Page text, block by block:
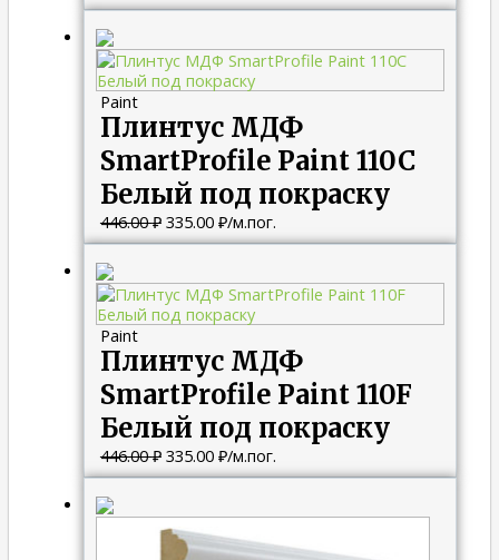
Paint
Плинтус МДФ
SmartProfile Paint 110C
Белый под покраску
446.00₽
составляла
446.00 ₽.
335.00 ₽
335.00 ₽.
/м.пог.
Paint
Плинтус МДФ
SmartProfile Paint 110F
Белый под покраску
446.00₽
составляла
446.00 ₽.
335.00 ₽
335.00 ₽.
/м.пог.
составляла
446.00 ₽.